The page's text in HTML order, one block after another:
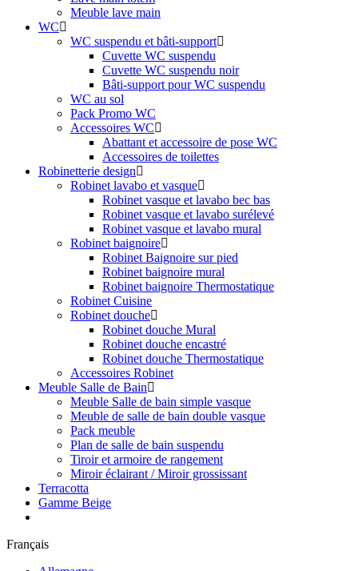
Meuble lave main
WC
WC suspendu et bâti-support
Cuvette WC suspendu
Cuvette WC suspendu noir
Bâti-support pour WC suspendu
WC au sol
Pack Promo WC
Accessoires WC
Abattant et accessoire de pose WC
Accessoires de toilettes
Robinetterie design
Robinet lavabo et vasque
Robinet vasque et lavabo bec bas
Robinet vasque et lavabo surélevé
Robinet vasque et lavabo mural
Robinet baignoire
Robinet Baignoire sur pied
Robinet baignoire mural
Robinet baignoire Thermostatique
Robinet Cuisine
Robinet douche
Robinet douche Mural
Robinet douche encastré
Robinet douche Thermostatique
Accessoires Robinet
Meuble Salle de Bain
Meuble Salle de bain simple vasque
Meuble de salle de bain double vasque
Pack meuble
Plan de salle de bain suspendu
Tiroir et armoire de rangement
Miroir éclairant / Miroir grossissant
Terracotta
Gamme Beige
Français